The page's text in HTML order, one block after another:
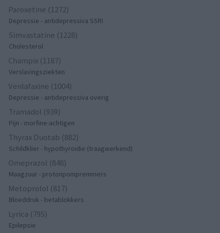
Paroxetine (1272)
Depressie - antidepressiva SSRI
Simvastatine (1228)
Cholesterol
Champix (1187)
Verslavingsziekten
Venlafaxine (1004)
Depressie - antidepressiva overig
Tramadol (939)
Pijn - morfine-achtigen
Thyrax Duotab (882)
Schildklier - hypothyroidie (traagwerkend)
Omeprazol (848)
Maagzuur - protonpompremmers
Metoprolol (817)
Bloeddruk - betablokkers
Lyrica (795)
Epilepsie